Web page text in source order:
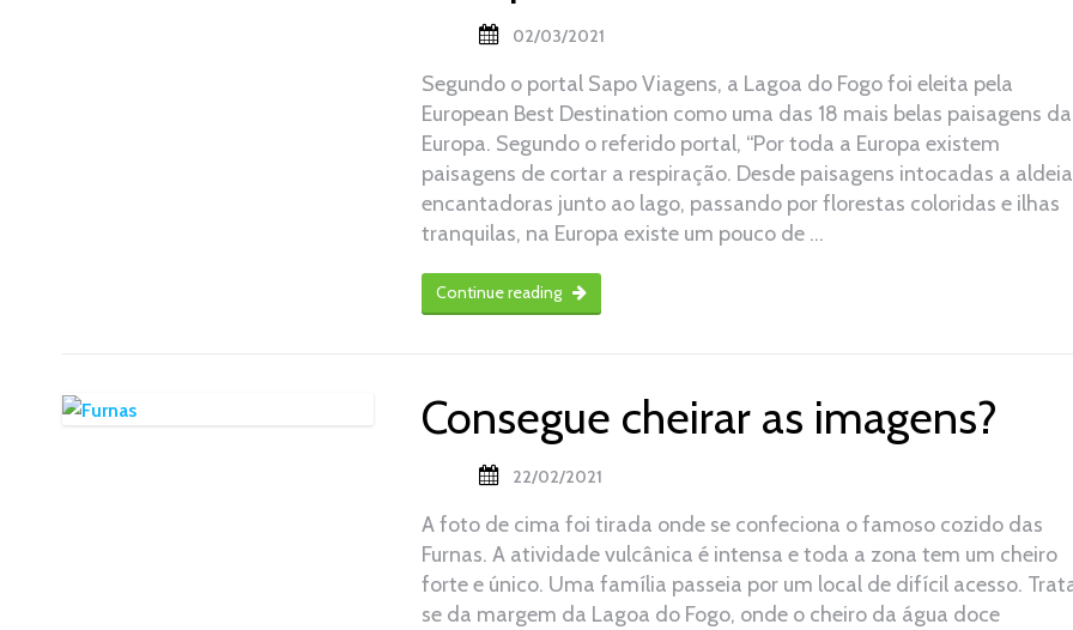
02/03/2021
Segundo o portal Sapo Viagens, a Lagoa do Fogo foi eleita pela
European Best Destination como uma das 18 mais belas paisagens da
Europa. Segundo o referido portal, “Por toda a Europa existem
paisagens de cortar a respiração. Desde paisagens intocadas a
encantadoras junto ao lago, passando por florestas coloridas e ilhas
tranquilas, na Europa existe um pouco de …
Continue reading
Consegue cheirar as imagens?
22/02/2021
A foto de cima foi tirada onde se confeciona o famoso cozido das
Furnas. A atividade vulcânica é intensa e toda a zona tem um cheiro
forte e único. Uma família passeia por um local de difícil acesso.
se da margem da Lagoa do Fogo, onde o cheiro da água doce